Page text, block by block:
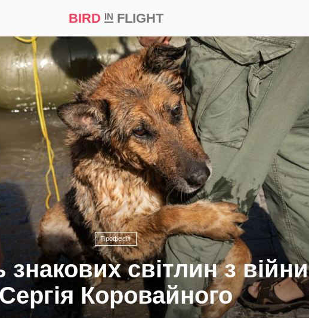
BIRD INFLIGHT
Професія Bird in Flight Prize ‘21
Професія
знакових світлин з війни
Сергія Коровайного